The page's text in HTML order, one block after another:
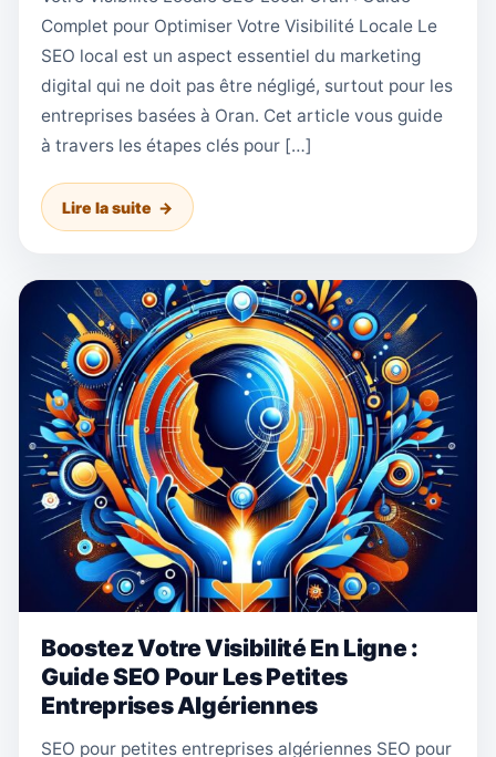
Complet pour Optimiser Votre Visibilité Locale Le
SEO local est un aspect essentiel du marketing
digital qui ne doit pas être négligé, surtout pour les
entreprises basées à Oran. Cet article vous guide
à travers les étapes clés pour […]
Lire la suite
Boostez Votre Visibilité En Ligne :
Guide SEO Pour Les Petites
Entreprises Algériennes
SEO pour petites entreprises algériennes SEO pour